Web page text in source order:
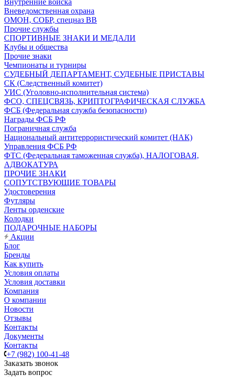
Внутренние войска
Вневедомственная охрана
ОМОН, СОБР, спецназ ВВ
Прочие службы
СПОРТИВНЫЕ ЗНАКИ И МЕДАЛИ
Клубы и общества
Прочие знаки
Чемпионаты и турниры
СУДЕБНЫЙ ДЕПАРТАМЕНТ, СУДЕБНЫЕ ПРИСТАВЫ
СК (Следственный комитет)
УИС (Уголовно-исполнительная система)
ФСО, СПЕЦСВЯЗЬ, КРИПТОГРАФИЧЕСКАЯ СЛУЖБА
ФСБ (Федеральная служба безопасности)
Награды ФСБ РФ
Пограничная служба
Национальный антитеррористический комитет (НАК)
Управления ФСБ РФ
ФТС (Федеральная таможенная служба), НАЛОГОВАЯ,
АДВОКАТУРА
ПРОЧИЕ ЗНАКИ
СОПУТСТВУЮЩИЕ ТОВАРЫ
Удостоверения
Футляры
Ленты орденские
Колодки
ПОДАРОЧНЫЕ НАБОРЫ
Акции
Блог
Бренды
Как купить
Условия оплаты
Условия доставки
Компания
О компании
Новости
Отзывы
Контакты
Документы
Контакты
+7 (982) 100-41-48
Заказать звонок
Задать вопрос